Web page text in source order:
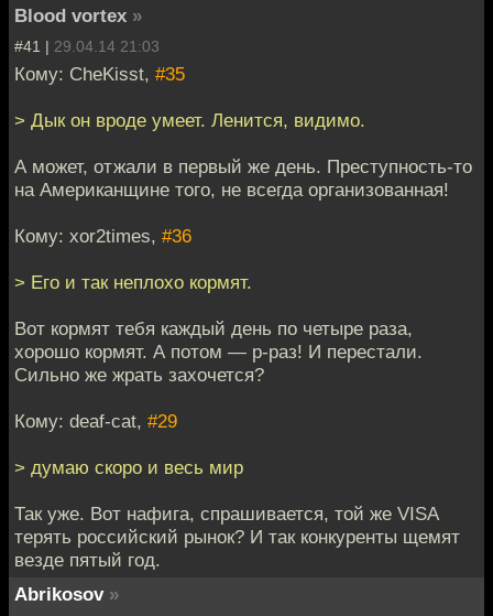
Blood vortex »
#41 | 29.04.14 21:03
Кому: CheKisst, #35
> Дык он вроде умеет. Ленится, видимо.
А может, отжали в первый же день. Преступность-то
на Американщине того, не всегда организованная!
Кому: xor2times, #36
> Его и так неплохо кормят.
Вот кормят тебя каждый день по четыре раза,
хорошо кормят. А потом — р-раз! И перестали.
Сильно же жрать захочется?
Кому: deaf-cat, #29
> думаю скоро и весь мир
Так уже. Вот нафига, спрашивается, той же VISA
терять российский рынок? И так конкуренты щемят
везде пятый год.
Abrikosov »